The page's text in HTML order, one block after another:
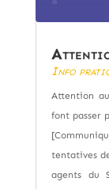
Info
Attention
font passer
tentatives
agents du